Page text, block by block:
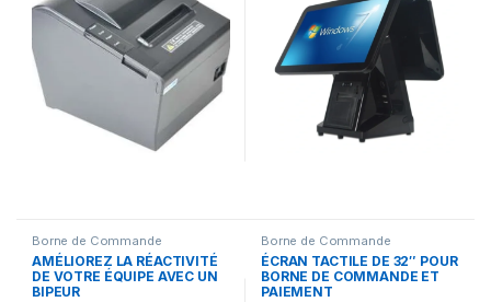
Borne de Commande
AMÉLIOREZ LA RÉACTIVITÉ
DE VOTRE ÉQUIPE AVEC UN
BIPEUR
Borne de Commande
ÉCRAN TACTILE DE 32″ POUR
BORNE DE COMMANDE ET
PAIEMENT